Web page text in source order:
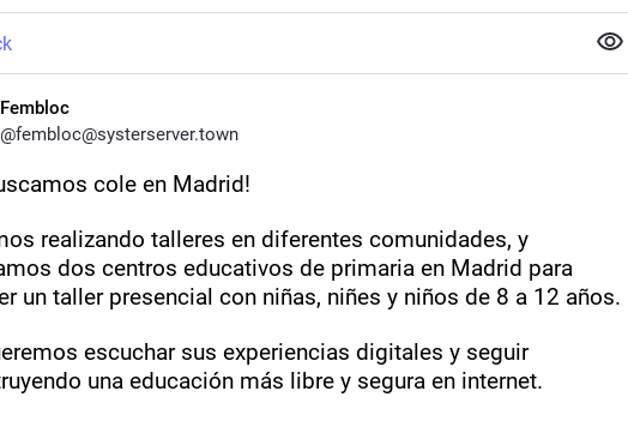
Fembloc
@fembloc@systerserver.town
cole en Madrid!
realizando talleres en diferentes comunidades, y
dos centros educativos de primaria en Madrid para
un taller presencial con niñas, niñes y niños de 8 a 12 años.
escuchar sus experiencias digitales y seguir
una educación más libre y segura en internet.